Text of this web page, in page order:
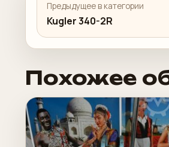
Предыдущее в категории
Kugler 340-2R
Похожее